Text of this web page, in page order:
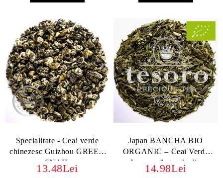
Specialitate - Ceai verde
chinezesc Guizhou GREEN
SNAIL
13.48Lei
Japan BANCHA BIO
ORGANIC – Ceai Verde
Japonez Autentic din
Kagoshima
14.98Lei